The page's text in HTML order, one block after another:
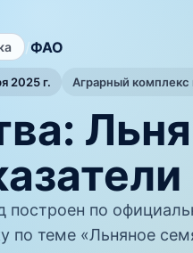
/ФАО
2025 г. Аграрный комплекс
построен по
по теме «Льняное